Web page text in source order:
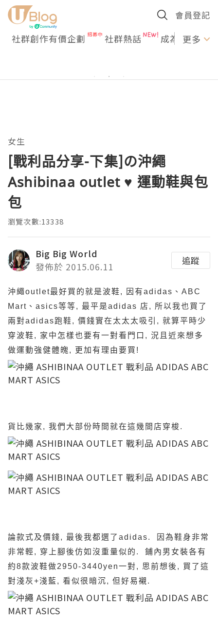
會員登記
社群創作有價企劃 社群熱話 成為U更多
女生
[戰利品分享-下集]の沖繩
Ashibinaa outlet ♥ 運動鞋與包
包
瀏覽次數:13338
Big Big World
發佈於 2015.06.11
追蹤
沖繩outlet最好買的就是波鞋, 因有adidas、ABC
Mart、asics等等, 最平是adidas 店, 所以我也買了
兩對adidas跑鞋, 價錢實在太太太吸引, 就算平時少
穿波鞋, 家中怎樣也要有一對看門口, 況且近來想多
做運動強健體魄, 更加有理由要買!
貨比幾家, 我們大部份時間就在這幾間店穿梭.
論款式及價錢, 最後我都選了adidas. 因為鞋身非常
非常輕, 穿上腳後仿如沒重量似的. 鋪內男女裝各有
約8款波鞋做2950-3440yen一對, 思前想後, 買了這
對淺灰+淺藍, 看似很暗沉, 但好易襯.